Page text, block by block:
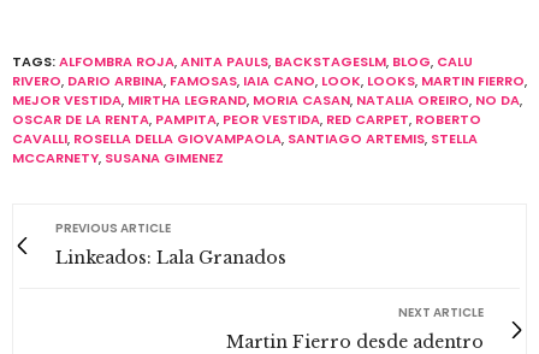
TAGS:ALFOMBRA ROJA,ANITA PAULS, BACKSTAGESLM, BLOG, CALU
RIVERO, DARIO ARBINA, FAMOSAS, IAIA CANO, LOOK, LOOKS, MARTIN FIERRO,
MEJOR VESTIDA, MIRTHA LEGRAND, MORIA CASAN, NATALIA OREIRO, NO DA,
OSCAR DE LA RENTA, PAMPITA, PEOR VESTIDA, RED CARPET, ROBERTO
CAVALLI, ROSELLA DELLA GIOVAMPAOLA, SANTIAGO ARTEMIS, STELLA
MCCARNETY, SUSANA GIMENEZ
PREVIOUS ARTICLE
Linkeados: Lala Granados
NEXT ARTICLE
Martin Fierro desde adentro